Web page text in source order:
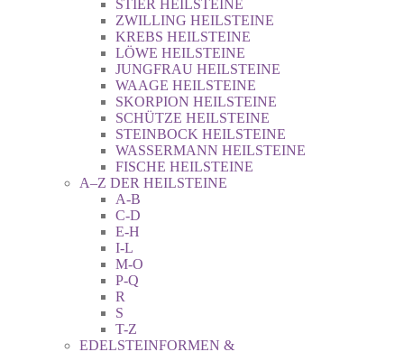
STIER HEILSTEINE
ZWILLING HEILSTEINE
KREBS HEILSTEINE
LÖWE HEILSTEINE
JUNGFRAU HEILSTEINE
WAAGE HEILSTEINE
SKORPION HEILSTEINE
SCHÜTZE HEILSTEINE
STEINBOCK HEILSTEINE
WASSERMANN HEILSTEINE
FISCHE HEILSTEINE
A–Z DER HEILSTEINE
A-B
C-D
E-H
I-L
M-O
P-Q
R
S
T-Z
EDELSTEINFORMEN &